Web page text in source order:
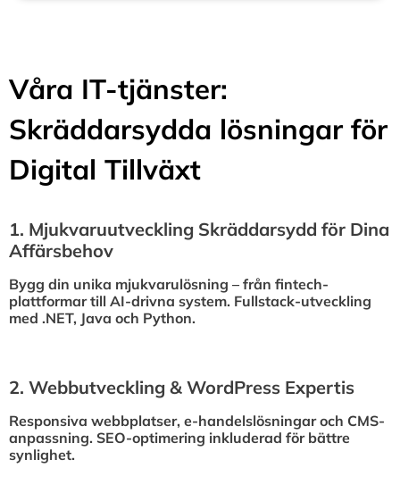
Våra IT-tjänster:
Skräddarsydda lösningar för
Digital Tillväxt
1.⁠ ⁠Mjukvaruutveckling Skräddarsydd för Dina
Affärsbehov
Bygg din unika mjukvarulösning – från fintech-
plattformar till AI-drivna system. Fullstack-utveckling
med .NET, Java och Python.
2.⁠ ⁠Webbutveckling & WordPress Expertis
Responsiva webbplatser, e-handelslösningar och CMS-
anpassning. SEO-optimering inkluderad för bättre
synlighet.